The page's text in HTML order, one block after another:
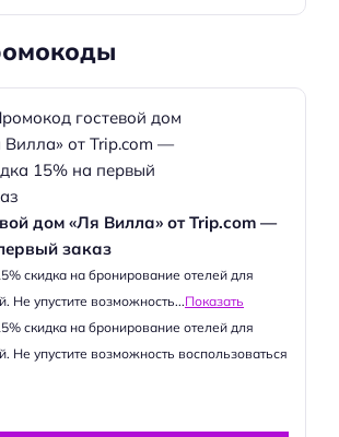
дом «Ля Вилла» от Trip.com —
заказ
скидка на бронирование отелей для
Не упустите возможность...Показать
скидка на бронирование отелей для
Не упустите возможность воспользоваться